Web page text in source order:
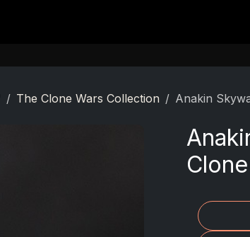
The Clone Wars Collection Anakin